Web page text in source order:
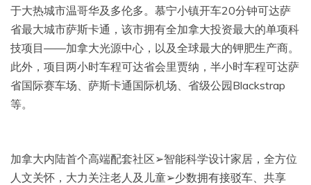
于大热城市温哥华及多伦多。慕宁小镇开车20分钟可达萨
省最大城市萨斯卡通，该市拥有全加拿大投资最大的单项科
技项目——加拿大光源中心，以及全球最大的钾肥生产商。
此外，项目两小时车程可达省会里贾纳，半小时车程可达萨
省国际赛车场、萨斯卡通国际机场、省级公园Blackstrap
等。
加拿大内陆首个高端配套社区➢智能科学设计家居，全方位
人文关怀，大力关注老人及儿童➢少数拥有接驳车、共享